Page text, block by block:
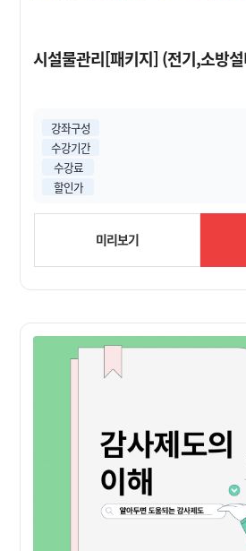
시설물관리[패키지] (전기,소방
강좌구성
수강기간
수강료
할인가
미리보기